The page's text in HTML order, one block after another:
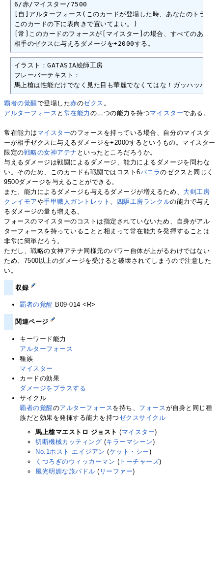
6/赤/マイスター/7500
[自]アルターフォース(このカードが登場した時、あなたのトラッ
このカードの下に表向きで置いてよい。)
[常]このカードのフォースが[マイスター]の場合、すべてのあな
相手のゼクスに与えるダメージを+2000する。
イラスト：GATASIA絵師工房
フレーバーテキスト：
馬上槍は性能だけでなく見た目も華麗でなくてはな！ガッハッハ！
覇者の覚醒で登場した赤のゼクス 。
アルターフォース と 常在能力 の二つの能力を持つマイスターである。
常在能力は マイスターのフォースを持っている場合、自分のマイスタ
ーが相手ゼクスに与えるダメージを+2000するというもの。マイスター
限定の戦略の女神アテナ といったところだろうか。
与えるダメージは戦闘によるダメージ、能力によるダメージを問わな
い。そのため、このカードも戦闘ではコスト6バニラのゼクスと同じく
9500ダメージを与えることができる。
また、能力によるダメージも与えるダメージが増えるため、 大剣工房
クレイモアや手甲職人ガントレット 四駆工房ランクルの能力で与え
るダメージの量も増える。
フォースのマイスターのコストは指定されていないため、自身がアル
ターフォースを持っていることと相まって常在能力を発揮することは
非常に簡単だろう。
ただし、戦略の女神アテナ同様元のパワー自体が上がるわけではない
ため、7500以上のダメージを受けると破壊されてしまうので注意した
い。
収録
覇者の覚醒 B09-014 <R>
関連ページ
キーワード能力
アルターフォース
種族
マイスター
カードの効果
ダメージをプラスする
サイクル
覇者の覚醒のアルターフォース を持ち、 フォース が自身と同じ種
族だと効果を発揮する能力を持つゼクスサイクル
馬上槍マエストロ ジョスト (マイスター)
切断機械カッティング (キラーマシーン)
No.1ホスト エイジアン (ケット・シー)
くつろぎのウィッカーマン ( トーチャーズ)
風光明媚な旅パドル ( リーファー)